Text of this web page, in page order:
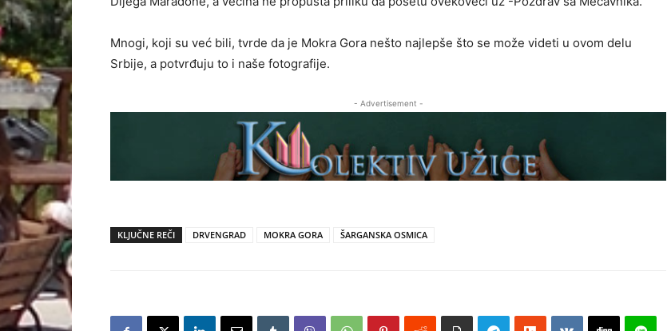
Mnogi, koji su već bili, tvrde da je Mokra Gora nešto najlepše što se može videti u ovom delu
Srbije, a potvrđuju to i naše fotografije.
- Advertisement -
KLJUČNE REČI DRVENGRAD MOKRA GORA ŠARGANSKA OSMICA